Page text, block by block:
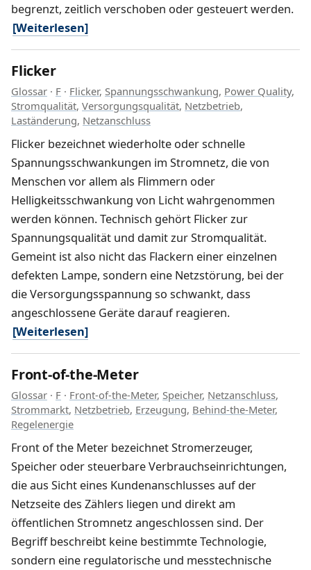
begrenzt, zeitlich verschoben oder gesteuert werden.
[Weiterlesen]
Flicker
Glossar · F · Flicker, Spannungsschwankung, Power Quality,
Stromqualität, Versorgungsqualität, Netzbetrieb,
Laständerung, Netzanschluss
Flicker bezeichnet wiederholte oder schnelle
Spannungsschwankungen im Stromnetz, die von
Menschen vor allem als Flimmern oder
Helligkeitsschwankung von Licht wahrgenommen
werden können. Technisch gehört Flicker zur
Spannungsqualität und damit zur Stromqualität.
Gemeint ist also nicht das Flackern einer einzelnen
defekten Lampe, sondern eine Netzstörung, bei der
die Versorgungsspannung so schwankt, dass
angeschlossene Geräte darauf reagieren.
[Weiterlesen]
Front-of-the-Meter
Glossar · F · Front-of-the-Meter, Speicher, Netzanschluss,
Strommarkt, Netzbetrieb, Erzeugung, Behind-the-Meter,
Regelenergie
Front of the Meter bezeichnet Stromerzeuger,
Speicher oder steuerbare Verbrauchseinrichtungen,
die aus Sicht eines Kundenanschlusses auf der
Netzseite des Zählers liegen und direkt am
öffentlichen Stromnetz angeschlossen sind. Der
Begriff beschreibt keine bestimmte Technologie,
sondern eine regulatorische und messtechnische